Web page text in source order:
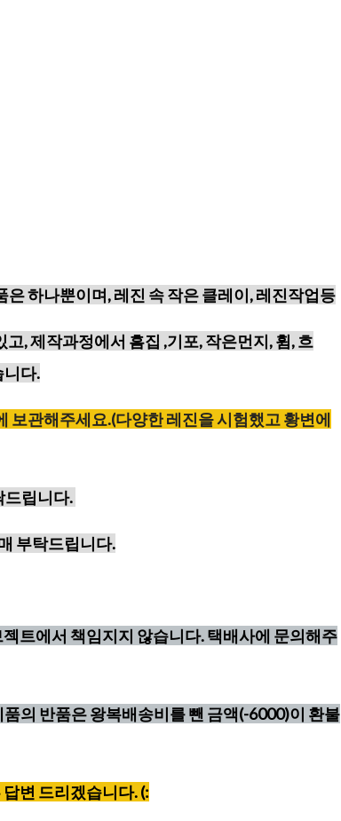
하나뿐이며, 레진 속 작은 클레이, 레진작업등
고,제작과정에서 흠집 ,기포, 작은먼지, 휨, 흐
니다.
보관해주세요.(다양한레진을시험했고황변에
드립니다.
부탁드립니다.
트에서 책임지지 않습니다. 택배사에 문의해주
의 반품은 왕복배송비를 뺀 금액(-6000)이 환불
변 드리겠습니다. (: